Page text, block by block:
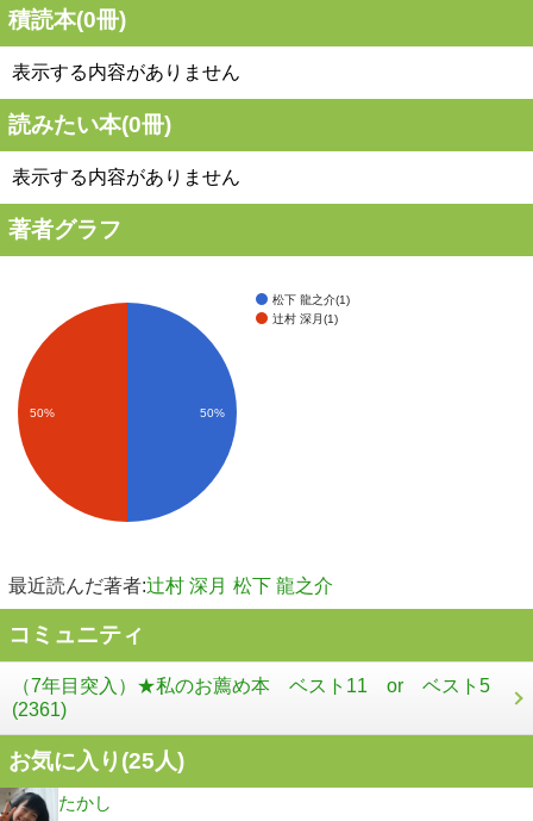
積読本(0冊)
表示する内容がありません
読みたい本(0冊)
表示する内容がありません
著者グラフ
松下 龍之介(1)
辻村 深月(1)
50% 50%
最近読んだ著者:辻村 深月 松下 龍之介
コミュニティ
（7年目突入）★私のお薦め本 ベスト11 or ベスト5
(2361)
お気に入り(25人)
たかし